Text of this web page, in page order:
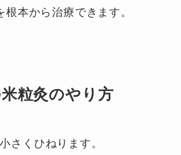
本から治療できます。
粒灸のやり方
さくひねります。